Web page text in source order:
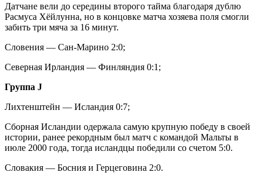
Датчане вели до середины второго тайма благодаря дублю
Расмуса Хёйлунна, но в концовке матча хозяева поля смогли
забить три мяча за 16 минут.
Словения — Сан-Марино 2:0;
Северная Ирландия — Финляндия 0:1;
Группа J
Лихтенштейн — Исландия 0:7;
Сборная Исландии одержала самую крупную победу в своей
истории, ранее рекордным был матч с командой Мальты в
июле 2000 года, тогда исландцы победили со счетом 5:0.
Словакия — Босния и Герцеговина 2:0.